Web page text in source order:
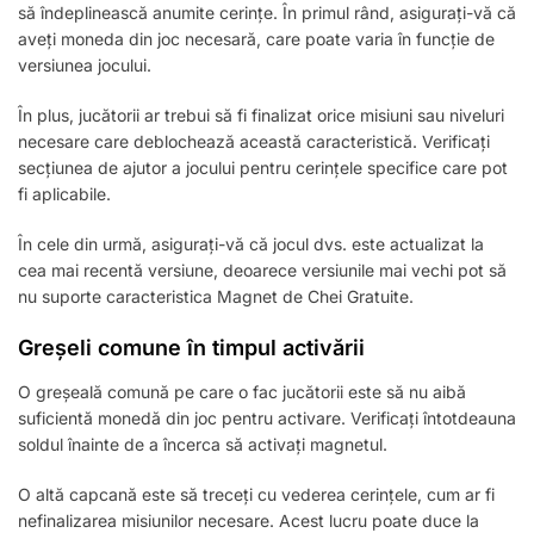
să îndeplinească anumite cerințe. În primul rând, asigurați-vă că
aveți moneda din joc necesară, care poate varia în funcție de
versiunea jocului.
În plus, jucătorii ar trebui să fi finalizat orice misiuni sau niveluri
necesare care deblochează această caracteristică. Verificați
secțiunea de ajutor a jocului pentru cerințele specifice care pot
fi aplicabile.
În cele din urmă, asigurați-vă că jocul dvs. este actualizat la
cea mai recentă versiune, deoarece versiunile mai vechi pot să
nu suporte caracteristica Magnet de Chei Gratuite.
Greșeli comune în timpul activării
O greșeală comună pe care o fac jucătorii este să nu aibă
suficientă monedă din joc pentru activare. Verificați întotdeauna
soldul înainte de a încerca să activați magnetul.
O altă capcană este să treceți cu vederea cerințele, cum ar fi
nefinalizarea misiunilor necesare. Acest lucru poate duce la